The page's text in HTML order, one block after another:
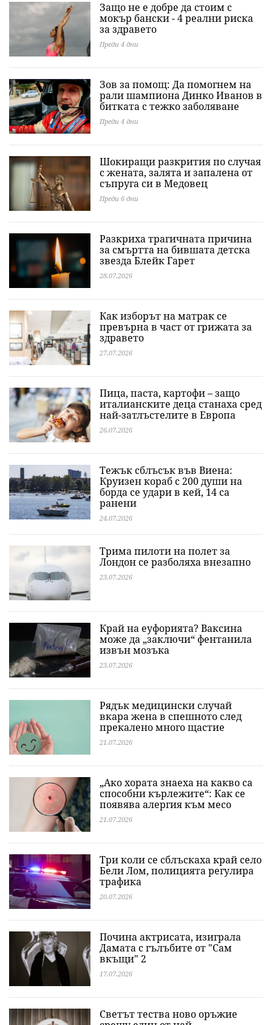
Защо не е добре да стоим с
мокър бански - 4 реални риска
за здравето
Преди 4 дни
Зов за помощ: Да помогнем на
рали шампиона Динко Иванов в
битката с тежко заболяване
Преди 4 дни
Шокиращи разкрития по случая
с жената, залята и запалена от
съпруга си в Медовец
Преди 6 дни
Разкриха трагичната причина
за смъртта на бившата детска
звезда Блейк Гарет
28.07.2026
Как изборът на матрак се
превърна в част от грижата за
здравето
27.07.2026
Пица, паста, картофи – защо
италианските деца станаха сред
най-затлъстелите в Европа
26.07.2026
Тежък сблъсък във Виена:
Круизен кораб с 200 души на
борда се удари в кей, 14 са
ранени
24.07.2026
Трима пилоти на полет за
Лондон се разболяха внезапно
23.07.2026
Край на еуфорията? Ваксина
може да „заключи“ фентанила
извън мозъка
23.07.2026
Рядък медицински случай
вкара жена в спешното след
прекалено много щастие
21.07.2026
„Ако хората знаеха на какво са
способни кърлежите“: Как се
появява алергия към месо
21.07.2026
Три коли се сблъскаха край село
Бели Лом, полицията регулира
трафика
20.07.2026
Почина актрисата, изиграла
Дамата с гълъбите от "Сам
вкъщи" 2
17.07.2026
Светът тества ново оръжие